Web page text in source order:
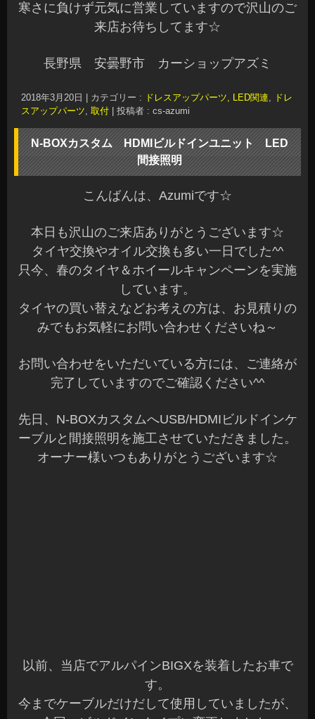
寒さに負けず元気に営業していますので沢山のご
来店お待ちしてます☆
長野県 安曇野市 カーショップアズミ
2018年3月20日 カテゴリー : ドレスアップパーツ, LED関連, ドレ
スアップパーツ, 取付 投稿者 : cs-azumi
N-BOXカスタム HDMIビルドインユニット LED
間接照明
こんばんは、Azumiです☆
本日も沢山のご来店ありがとうございます☆
タイヤ交換やオイル交換も多い一日でした^^
只今、春のタイヤ＆ホイールキャンペーンを実施
しています。
タイヤの買い替えなどお考えの方は、お見積りの
みでもお気軽にお問い合わせくださいね～
お問い合わせをいただいている方には、ご連絡が
完了していますのでご確認ください^^
先日、N-BOXカスタムへUSB/HDMIビルドインケ
ーブルと間接照明を施工させていただきました。
オーナー様いつもありがとうございます☆
以前、当店でアルパインBIGXを装着したお車で
す。
今までケーブルだけだして使用していましたが、